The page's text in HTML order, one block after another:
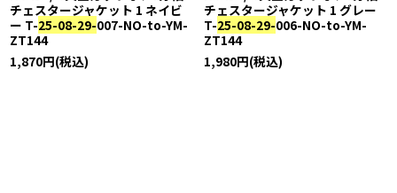
チェスタージャケット 1 ネイビ
ー T-25-08-29-007-NO-to-YM-
ZT144
1,870円(税込)
チェスタージャケット 1 グレー
T-25-08-29-006-NO-to-YM-
ZT144
1,980円(税込)